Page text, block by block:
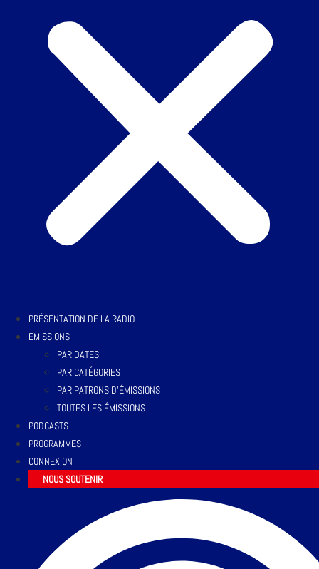
PRÉSENTATION DE LA RADIO
EMISSIONS
PAR DATES
PAR CATÉGORIES
PAR PATRONS D’ÉMISSIONS
TOUTES LES ÉMISSIONS
PODCASTS
PROGRAMMES
CONNEXION
NOUS SOUTENIR